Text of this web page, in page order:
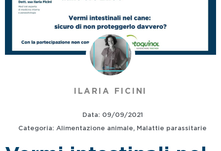
ILARIA FICINI
Data: 09/09/2021
Categoria: Alimentazione animale, Malattie parassitarie